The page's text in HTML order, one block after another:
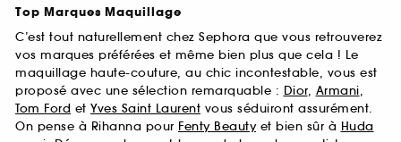
Top Marques Maquillage
C’est tout naturellement chez Sephora que vous retrouverez
vos marques préférées et même bien plus que cela ! Le
maquillage haute-couture, au chic incontestable, vous est
proposé avec une sélection remarquable : Dior, Armani,
Tom Ford et Yves Saint Laurent vous séduiront assurément.
On pense à Rihanna pour Fenty Beautyet bien sûr à Huda